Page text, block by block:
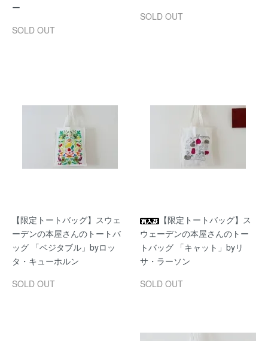
ー
SOLD OUT
SOLD OUT
【限定トートバッグ】スウェ
ーデンの本屋さんのトートバ
ッグ 「ベジタブル」byロッ
タ・キューホルン
SOLD OUT
【限定トートバッグ】ス
ウェーデンの本屋さんのトー
トバッグ 「キャット」byリ
サ・ラーソン
SOLD OUT